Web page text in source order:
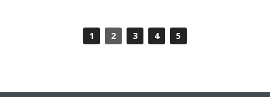
1 2 3 4 5